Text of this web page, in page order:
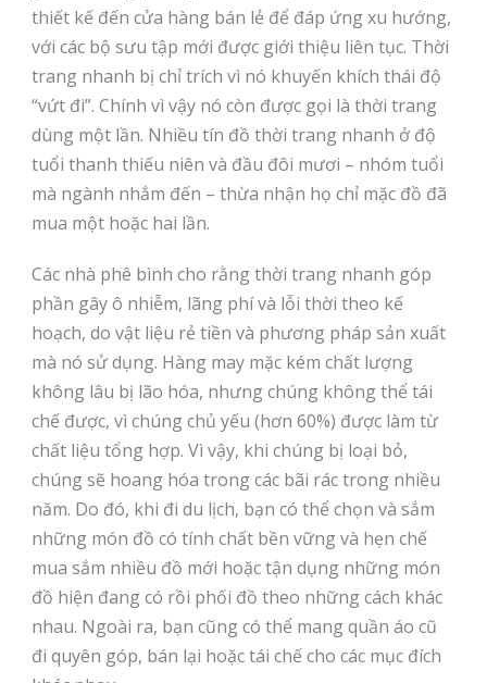
thiết kế đến cửa hàng bán lẻ để đáp ứng xu hướng,
với các bộ sưu tập mới được giới thiệu liên tục. Thời
trang nhanh bị chỉ trích vì nó khuyến khích thái độ
“vứt đi”. Chính vì vậy nó còn được gọi là thời trang
dùng một lần. Nhiều tín đồ thời trang nhanh ở độ
tuổi thanh thiếu niên và đầu đôi mươi – nhóm tuổi
mà ngành nhắm đến – thừa nhận họ chỉ mặc đồ đã
mua một hoặc hai lần.
Các nhà phê bình cho rằng thời trang nhanh góp
phần gây ô nhiễm, lãng phí và lỗi thời theo kế
hoạch, do vật liệu rẻ tiền và phương pháp sản xuất
mà nó sử dụng. Hàng may mặc kém chất lượng
không lâu bị lão hóa, nhưng chúng không thể tái
chế được, vì chúng chủ yếu (hơn 60%) được làm từ
chất liệu tổng hợp. Vì vậy, khi chúng bị loại bỏ,
chúng sẽ hoang hóa trong các bãi rác trong nhiều
năm. Do đó, khi đi du lịch, bạn có thể chọn và sắm
những món đồ có tính chất bền vững và hẹn chế
mua sắm nhiều đồ mới hoặc tận dụng những món
đồ hiện đang có rồi phối đồ theo những cách khác
nhau. Ngoài ra, bạn cũng có thể mang quần áo cũ
đi quyên góp, bán lại hoặc tái chế cho các mục đích